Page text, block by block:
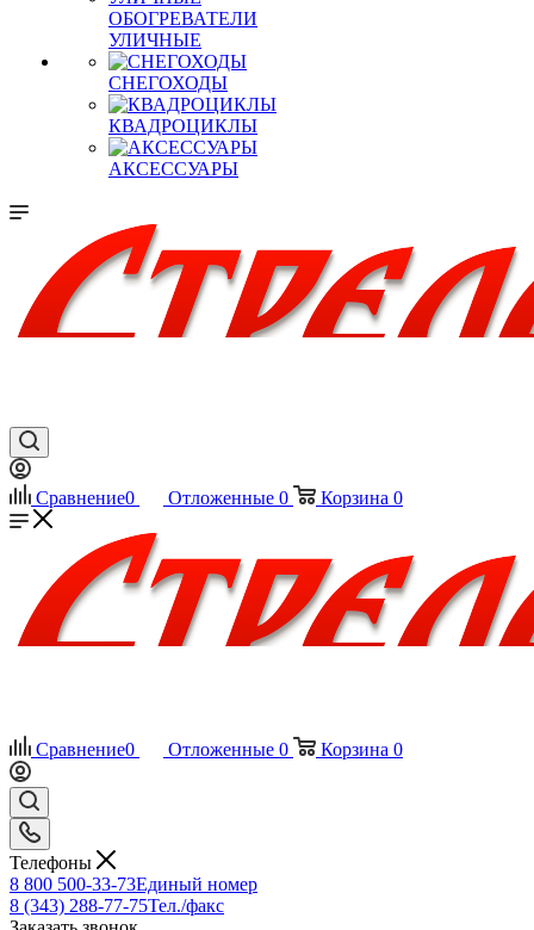
ОБОГРЕВАТЕЛИ
УЛИЧНЫЕ
СНЕГОХОДЫ
КВАДРОЦИКЛЫ
АКСЕССУАРЫ
Сравнение0 Отложенные 0 Корзина 0
Сравнение0 Отложенные 0 Корзина 0
Телефоны
8 800 500-33-73Единый номер
8 (343) 288-77-75Тел./факс